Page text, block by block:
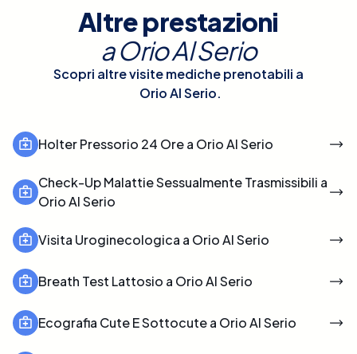
Altre prestazioni
aOrio Al Serio
Scopri altre visite mediche prenotabili a
Orio Al Serio.
Holter Pressorio 24 Ore a Orio Al Serio
Check-Up Malattie Sessualmente Trasmissibili a
Orio Al Serio
Visita Uroginecologica a Orio Al Serio
Breath Test Lattosio a Orio Al Serio
Ecografia Cute E Sottocute a Orio Al Serio